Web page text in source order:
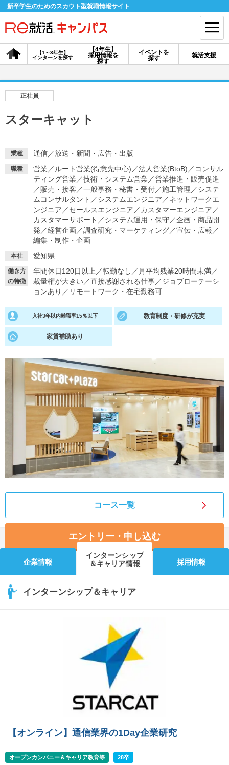
新卒学生のためのスカウト型就職情報サイト
【4年生】
採用情報を
探す
【1～3年生】
インターンを探す
イベントを
探す
就活支援
会員登録 ログイン
採用情報を探す
説明会を探す
イベントを探す スカウト お知らせ
就活ノウハウ・サポート
適職診断 就活チャンネル
就活時事ニュースを更新
正社員
スターキャット
業種 通信／放送・新聞・広告・出版
職種 営業／ ルート営業(得意先中心) ／法人営業(BtoB) ／ コンサル
ティング営業／技術・システム営業／営業推進・販売促進
／販売・接客 ／一般事務・秘書・受付／施工管理 ／システ
ムコンサルタント ／システムエンジニア ／ネットワークエ
ンジニア ／セールスエンジニア ／カスタマーエンジニア ／
カスタマーサポート ／システム運用・保守／企画・商品開
発 ／経営企画／調査研究・マーケティング／宣伝・広報 ／
編集・制作・企画
本社 愛知県
働き方
の特徴
年間休日120日以上 ／転勤なし ／ 月平均残業20時間未満／
裁量権が大きい／直接感謝される仕事／ジョブローテーシ
ョンあり ／ リモートワーク・在宅勤務可
入社3年以内離職率15％以下 教育制度・研修が充実
家賃補助あり
コース一覧
エントリー・申し込む
企業情報
インターンシップ
＆キャリア情報
採用情報
インターンシップ＆キャリア
【オンライン】通信業界の1Day企業研究
オープンカンパニー＆キャリア教育等 28卒